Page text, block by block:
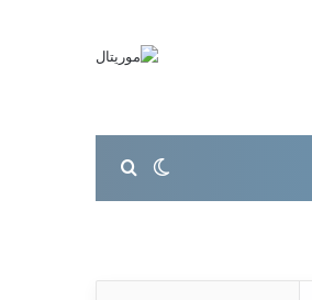
الوضع المظلم
بحث عن